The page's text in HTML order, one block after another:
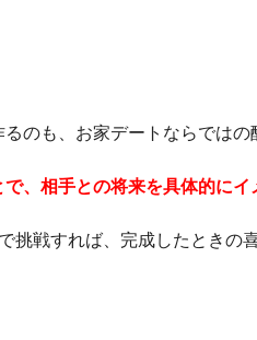
のも、お家デートならではの
、相手との将来を具体的に
挑戦すれば、完成したときの